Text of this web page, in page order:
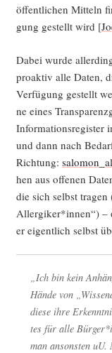
öffent­li­chen Mit­teln
gung gestellt wird [
Dabei wur­de
pro­ak­tiv alle Daten,
Ver­fü­gung gestellt
ne eines
Infor­ma­ti­ons­re­gis­ter
und dann nach
Rich­tung:
hen aus offe­nen
die sich selbst
Allergiker*innen“) –
er eigent­lich selbst
„Ich bin kein
Hän­de von
die­se ihre
tes für alle
man ansons­ten